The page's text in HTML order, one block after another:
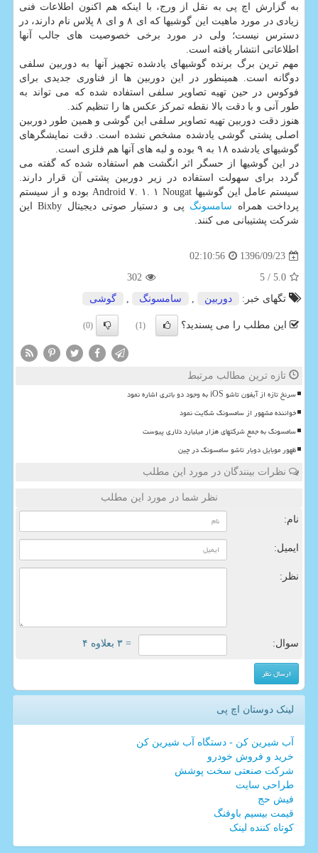
به گزارش اچ پی به نقل از ورج، با اینكه هم اكنون اطلاعات فنی
زیادی در مورد ماهیت این گوشیها كه ای ۸ و ای ۸ پلاس نام دارند، در
دسترس نیست؛ ولی در مورد برخی خصوصیت های جالب آنها
اطلاعاتی انتشار یافته است.
مهم ترین برگ برنده گوشیهای یادشده تجهیز آنها به دوربین سلفی
دوگانه است. همینطور در این دوربین ها از فناوری جدیدی برای
فوكوس در حین تهیه تصاویر سلفی استفاده شده كه می تواند به
طور آنی و با دقت بالا نقطه تمركز عكس ها را تنظیم كند.
هنوز دقت دوربین تهیه تصاویر سلفی این گوشی و همین طور دوربین
اصلی پشتی گوشی یادشده مشخص نشده است. دقت نمایشگرهای
گوشیهای یادشده ۱۸ به ۹ بوده و لبه های آنها هم فلزی است.
در این گوشیها از حسگر اثر انگشت هم استفاده شده كه گفته می
گردد برای سهولت استفاده در زیر دوربین پشتی آن قرار دارند.
سیستم عامل این گوشیها Android ۷. ۱. ۱ Nougat بوده و از سیستم
پرداخت همراه سامسونگ
پی و دستیار صوتی دیجیتال Bixby این
شركت پشتیبانی می كنند.
1396/09/23
02:10:56
5.0
/ 5
302
تگهای خبر:
دوربین , سامسونگ , گوشی
این مطلب را می پسندید؟ (1)
(0)
تازه ترین مطالب مرتبط
سرنخ تازه از آیفون تاشو iOS به وجود دو باتری اشاره نمود
خواننده مشهور از سامسونگ شکایت نمود
سامسونگ به جمع شرکتهای هزار میلیارد دلاری پیوست
ظهور موبایل دوبار تاشو سامسونگ در چین
نظرات بینندگان در مورد این مطلب
نظر شما در مورد این مطلب
نام:
ایمیل:
نظر:
سوال: = ۳ بعلاوه ۴
لینک دوستان اچ پی
آب شیرین کن - دستگاه آب شیرین کن
خرید و فروش خودرو
شرکت صنعتی سخت پوشش
طراحی سایت
فیش حج
قیمت بیسیم باوفنگ
کوتاه کننده لینک